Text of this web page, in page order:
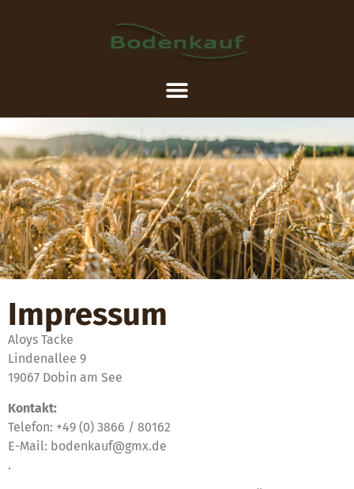
Impressum
Aloys Tacke
Lindenallee 9
19067 Dobin am See
Kontakt:
Telefon: +49 (0) 3866 / 80162
E-Mail: bodenkauf@gmx.de
.